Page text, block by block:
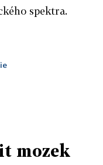
spektra.
mozek